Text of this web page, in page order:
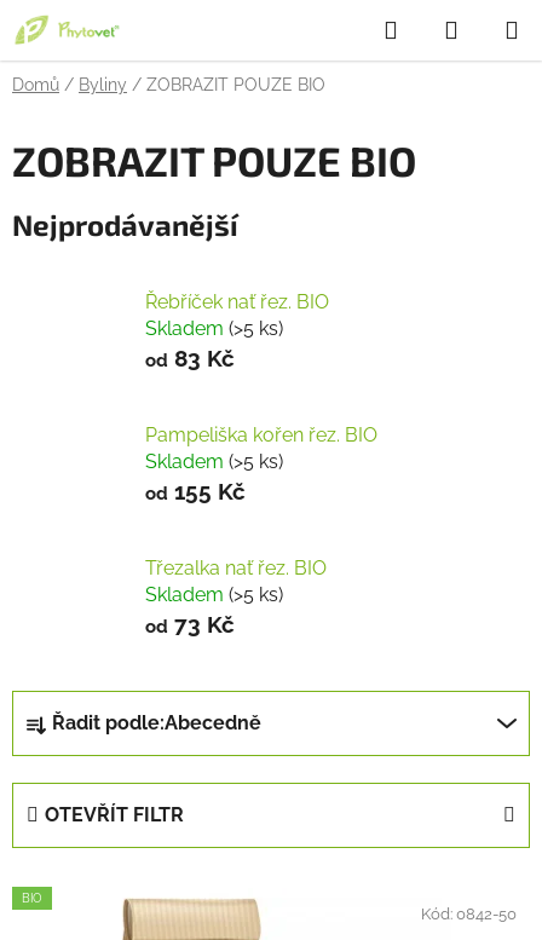
Přejít
na
obsah
Hledat
KOŠÍK
Domů / Byliny / ZOBRAZIT POUZE BIO
ZOBRAZIT POUZE BIO
Nejprodávanější
Řebříček nať řez. BIO
Skladem (>5 ks)
od 83 Kč
Pampeliška kořen řez. BIO
Skladem (>5 ks)
od 155 Kč
Třezalka nať řez. BIO
Skladem (>5 ks)
od 73 Kč
a
z
p
Řadit podle:Abecedně
OTEVŘÍT FILTR
V
ý
BIO
Kód:0842-50